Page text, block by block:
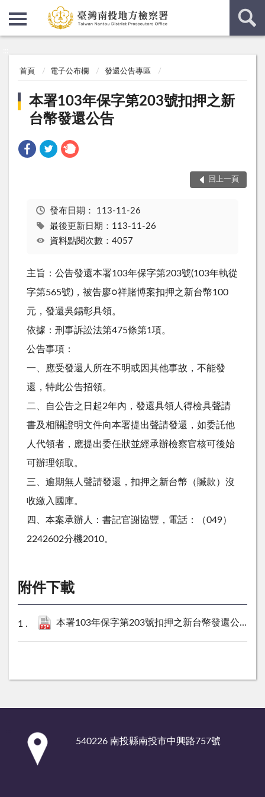
首頁 電子公布欄 發還公告專區
本署103年保字第203號扣押之新
台幣發還公告
回上一頁
發布日期： 113-11-26
最後更新日期：113-11-26
資料點閱次數：4057
主旨：公告發還本署103年保字第203號(103年執從
字第565號)，被告廖○祥賭博案扣押之新台幣100
元，發還吳錫彰具領。
依據：刑事訴訟法第475條第1項。
公告事項：
一、應受發還人所在不明或因其他事故，不能發
還，特此公告招領。
二、自公告之日起2年內，發還具領人得檢具聲請
書及相關證明文件向本署提出聲請發還，如委託他
人代領者，應提出委任狀並經承辦檢察官核可後始
可辦理領取。
三、逾期無人聲請發還，扣押之新台幣（贓款）沒
收繳入國庫。
四、本案承辦人：書記官謝協豐，電話：（049）
2242602分機2010。
附件下載
本署103年保字第203號扣押之新台幣發還公告.pdf
540226 南投縣南投市中興路757號